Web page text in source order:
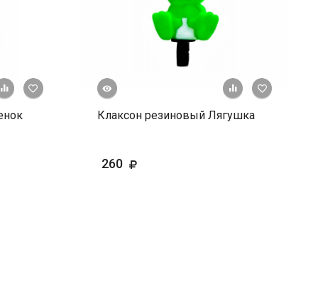
+ К сравнению
В избранное + К
просмотр
Клаксон резиновый Лягушка
260